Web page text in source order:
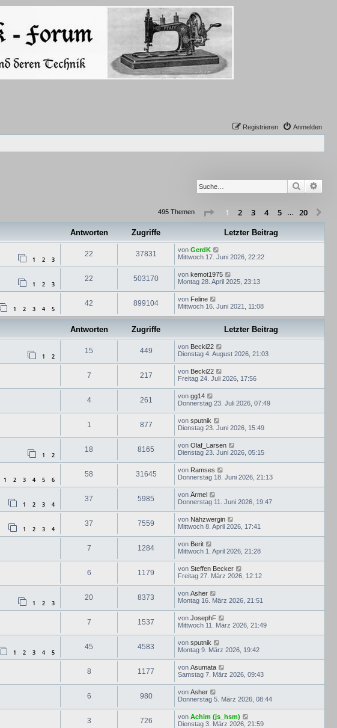
Anmelden
Registrieren
Suche
495 Themen Seite 1von
1 2 3 4 5 20
Antworten Zugriffe
Letzter Beitrag
1 2 3
22 37831 von GerdK
Mittwoch 17. Juni 2026, 22:22
1 2 3
22 503170 von kemot1975
Montag 28. April 2025, 23:13
1 2 3 4 5
42 899104 von Feline
Mittwoch 16. Juni 2021, 11:08
Antworten Zugriffe
Letzter Beitrag
1 2
15 449 von Becki22
Dienstag 4. August 2026, 21:03
7 217 von Becki22
Freitag 24. Juli 2026, 17:56
4 261 von gg14
Donnerstag 23. Juli 2026, 07:49
1 877 von sputnik
Dienstag 23. Juni 2026, 15:49
1 2
18 8165 von Olaf_Larsen
Dienstag 23. Juni 2026, 05:15
1 2 3 4 5 6
58 31645 von Ramses
Donnerstag 18. Juni 2026, 21:13
1 2 3 4
37 5985 von Ärmel
Donnerstag 11. Juni 2026, 19:47
1 2 3 4
37 7559 von Nähzwergin
Mittwoch 8. April 2026, 17:41
7 1284 von Berit
Mittwoch 1. April 2026, 21:28
6 1179 von Steffen Becker
Freitag 27. März 2026, 12:12
1 2 3
20 8373 von Asher
Montag 16. März 2026, 21:51
7 1537 von JosephF
Mittwoch 11. März 2026, 21:49
1 2 3 4 5
45 4583 von sputnik
Montag 9. März 2026, 19:42
8 1177 von Asumata
Samstag 7. März 2026, 09:43
6 980 von Asher
Donnerstag 5. März 2026, 08:44
3 726 von Achim (js_hsm)
Dienstag 3. März 2026, 21:59